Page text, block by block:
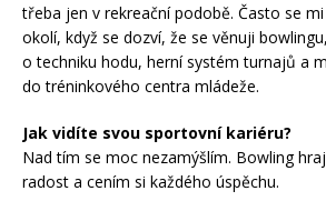
třeba jen v rekreační podobě. Často se
okolí, když se dozví, že se věnuji
o techniku hodu, herní systém turnajů a
do tréninkového centra mládeže.
Jak vidíte svou sportovní kariéru?
Nad tím se moc nezamýšlím. Bowling
radost a cením si každého úspěchu.